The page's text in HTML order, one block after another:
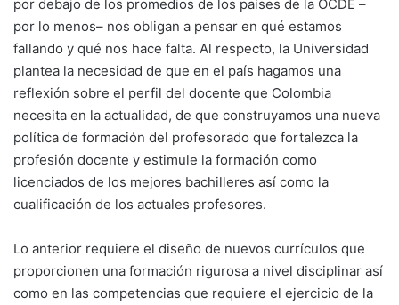
por debajo de los promedios de los países de la OCDE –
por lo menos– nos obligan a pensar en qué estamos
fallando y qué nos hace falta. Al respecto, la Universidad
plantea la necesidad de que en el país hagamos una
reflexión sobre el perfil del docente que Colombia
necesita en la actualidad, de que construyamos una nueva
política de formación del profesorado que fortalezca la
profesión docente y estimule la formación como
licenciados de los mejores bachilleres así como la
cualificación de los actuales profesores.
Lo anterior requiere el diseño de nuevos currículos que
proporcionen una formación rigurosa a nivel disciplinar así
como en las competencias que requiere el ejercicio de la